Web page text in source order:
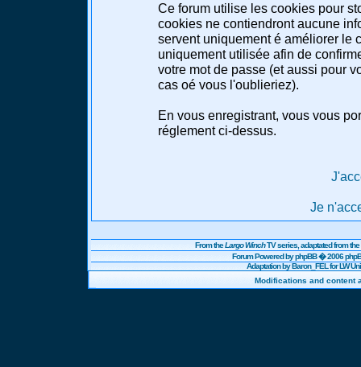
Ce forum utilise les cookies pour
cookies ne contiendront aucune
servent uniquement é améliorer le
uniquement utilisée afin de
votre mot de passe (et aussi pour
cas oé vous l'oublieriez).
En vous enregistrant, vous vous
réglement ci-dessus.
Je
From theLargo WinchTV series, adaptated from
Forum Powered byphpBB� 2006
Adaptation by Baron_FEL for LW
Modifications and content